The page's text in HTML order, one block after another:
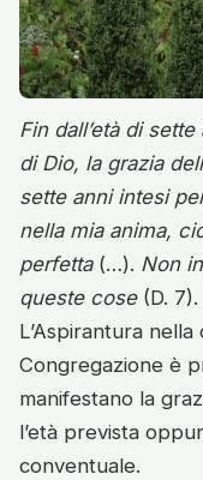
Fin dall’età di
di Dio, la grazia
sette anni intesi
nella mia anima,
perfetta(…). Non
queste cose(D. 7).
L’Aspirantura
Congregazione è
manifestano la
l’età prevista
conventuale.